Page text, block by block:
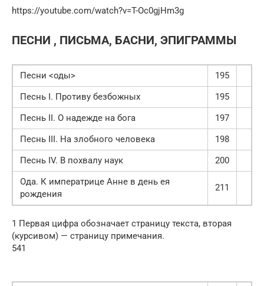
https://youtube.com/watch?v=T-Oc0gjHm3g
ПЕСНИ , ПИСЬМА, БАСНИ, ЭПИГРАММЫ
Песни <оды>
195
Песнь I. Противу безбожных
195
Песнь II. О надежде на бога
197
Песнь III. На злобного человека
198
Песнь IV. В похвалу наук
200
Ода. К императрице Анне в день ея
рождения
211
1 Первая цифра обозначает страницу текста, вторая
(курсивом) — страницу примечания.
541